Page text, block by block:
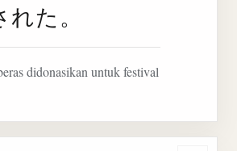
た。
didonasikan untuk festival